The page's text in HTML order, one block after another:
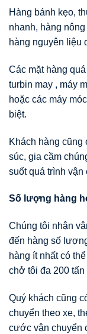
Hàng bánh kẹo,
nhanh, hàng
hàng nguyên liệu
Các mặt hàng
turbin may , máy
hoặc các máy
biệt.
Khách hàng cũng
súc, gia cầm
suốt quá trình vận
Số lượng hàng
Chúng tôi nhận
đến hàng số
hàng ít nhất có
chở tôi đa 200 tấn
Quý khách cũng
chuyển theo xe,
cước vận chuyển